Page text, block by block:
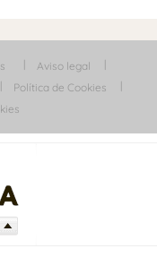
Aviso legal
Política de Cookies